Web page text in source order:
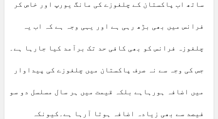
ساتھ اب پاکستان کے چلغوزے کی مانگ یورپ اور خاص کر
فرانس میں بھی بڑھ رہی ہے اور یہی وجہ ہے کہ اب یہ
چلغوزہ فرانس کو بھی کافی حد تک برآمد کیا جارہا ہے۔
جس کی وجہ سے نہ صرف پاکستان میں چلغوزے کی پیداوار
میں اضافہ ہورہاہے بلکہ قیمت میں ہر سال مسلسل دو سو
فیصد سے بھی زیادہ اضافہ ہوتا آرہا ہے۔کیونکہ